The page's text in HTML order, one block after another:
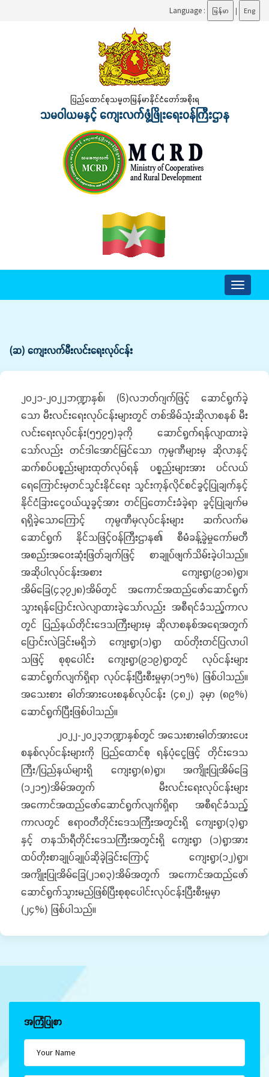
Language : မြန်မာ | Eng
ပြည်ထောင်စုသမ္မတမြန်မာနိုင်ငံတော်အစိုးရ
သမဝါယမနှင့် ကျေးလက်ဖွံ့ဖြိုးရေးဝန်ကြီးဌာန
Toggle
(ဆ) ကျေးလက်မီးလင်းရေးလုပ်ငန်း
၂၀၂၁-၂၀၂၂ဘဏ္ဍာနှစ်၊ (၆)လဘတ်ဂျက်ဖြင့် ဆောင်ရွက်ခဲ့
သော မီးလင်းရေးလုပ်ငန်းများတွင် တစ်အိမ်သုံးဆိုလာစနစ် မီး
လင်းရေးလုပ်ငန်း(၅၅၇၅)ခုကို ဆောင်ရွက်ရန်လျာထားခဲ့
သော်လည်း တင်ဒါအောင်မြင်သော ကုမ္ပဏီများမှ ဆိုလာနှင့်
ဆက်စပ်ပစ္စည်းများထုတ်လုပ်ရန် ပစ္စည်းများအား ပင်လယ်
ရေကြောင်းမှတင်သွင်းနိုင်ရေး သွင်းကုန်လိုင်စင်ခွင့်ပြုချက်နှင့်
နိုင်ငံခြားငွေဝယ်ယူခွင့်အား တင်ပြတောင်းခံခဲ့ရာ ခွင့်ပြုချက်မ
ရရှိခဲ့သောကြောင့် ကုမ္ပဏီမှလုပ်ငန်းများ ဆက်လက်မ
ဆောင်ရွက် နိုင်သဖြင့်ဝန်ကြီးဌာန၏ စီမံခန့်ခွဲမှုကော်မတီ
အစည်းအဝေးဆုံးဖြတ်ချက်ဖြင့် စာချုပ်ဖျက်သိမ်းခဲ့ပါသည်။
အဆိုပါလုပ်ငန်းအစား ကျေးရွာ(၉၁၈)ရွာ၊
အိမ်ခြေ(၄၃၇၂၈)အိမ်တွင် အကောင်အထည်ဖော်ဆောင်ရွက်
သွားရန်ပြောင်းလဲလျာထားခဲ့သော်လည်း အစီရင်ခံသည့်ကာလ
တွင် ပြည်နယ်တိုင်းဒေသကြီးများမှ ဆိုလာစနစ်အရေအတွက်
ပြောင်းလဲခြင်းမရှိဘဲ ကျေးရွာ(၁)ရွာ ထပ်တိုးတင်ပြလာပါ
သဖြင့် စုစုပေါင်း ကျေးရွာ(၉၁၉)ရွာတွင် လုပ်ငန်းများ
ဆောင်ရွက်လျက်ရှိရာ လုပ်ငန်းပြီးစီးမှုမှာ(၁၅%) ဖြစ်ပါသည်။
အသေးစား ဓါတ်အားပေးစနစ်လုပ်ငန်း (၄၈၂) ခုမှာ (၈၉%)
ဆောင်ရွက်ပြီးဖြစ်ပါသည်။
၂၀၂၂-၂၀၂၃ဘဏ္ဍာနှစ်တွင် အသေးစားဓါတ်အားပေး
စနစ်လုပ်ငန်းများကို ပြည်ထောင်စု ရန်ပုံငွေဖြင့် တိုင်းဒေသ
ကြီး/ပြည်နယ်များရှိ ကျေးရွာ(၈)ရွာ၊ အကျိုးပြုအိမ်ခြေ
(၁၂၁၅)အိမ်အတွက် မီးလင်းရေးလုပ်ငန်းများ
အကောင်အထည်ဖော်ဆောင်ရွက်လျက်ရှိရာ အစီရင်ခံသည့်
ကာလတွင် ဧရာဝတီတိုင်းဒေသကြီးအတွင်းရှိ ကျေးရွာ(၃)ရွာ
နှင့် တနင်္သာရီတိုင်းဒေသကြီးအတွင်းရှိ ကျေးရွာ (၁)ရွာအား
ထပ်တိုးစာချုပ်ချုပ်ဆိုခဲ့ခြင်းကြောင့် ကျေးရွာ(၁၂)ရွာ၊
အကျိုးပြုအိမ်ခြေ(၂၁၈၃)အိမ်အတွက် အကောင်အထည်ဖော်
ဆောင်ရွက်သွားမည်ဖြစ်ပြီးစုစုပေါင်းလုပ်ငန်းပြီးစီးမှုမှာ
(၂၄%) ဖြစ်ပါသည်။
အကြံပြုစာ